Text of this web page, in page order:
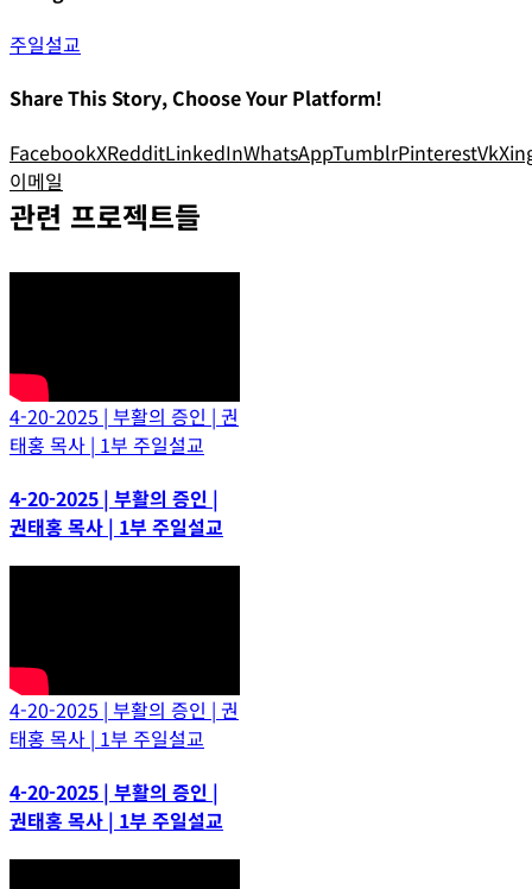
주일설교
Share This Story, Choose Your Platform!
FacebookXRedditLinkedInWhatsAppTumblrPinterestVk
이메일
관련 프로젝트들
4-20-2025 | 부활의 증인 | 권
태홍 목사 | 1부 주일설교
4-20-2025 | 부활의 증인 |
권태홍 목사 | 1부 주일설교
4-20-2025 | 부활의 증인 | 권
태홍 목사 | 1부 주일설교
4-20-2025 | 부활의 증인 |
권태홍 목사 | 1부 주일설교